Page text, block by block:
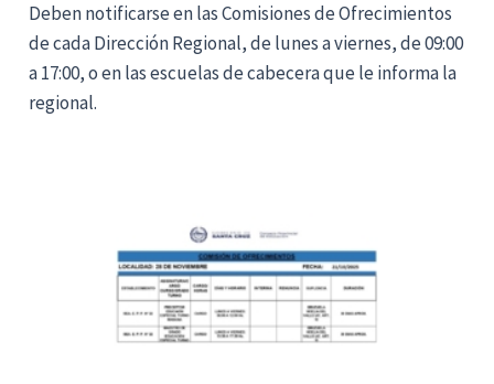
Deben notificarse en las Comisiones de Ofrecimientos
de cada Dirección Regional, de lunes a viernes, de 09:00
a 17:00, o en las escuelas de cabecera que le informa la
regional.